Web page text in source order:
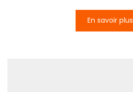
En savoir plus